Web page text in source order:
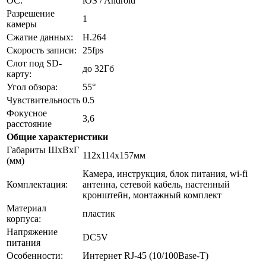
Разрешение
камеры
1
Сжатие данных:
H.264
Скорость записи:
25fps
Слот под SD-
карту:
до 32Гб
Угол обзора:
55°
Чувствительность 0.5
Фокусное
расстояние
3,6
Общие характеристики
Габариты ШxВxГ
(мм)
112х114х157мм
Комплектация:
Камера, инструкция, блок питания, wi-fi
антенна, сетевой кабель, настенный
кронштейн, монтажный комплект
Материал
корпуса:
пластик
Напряжение
питания
DC5V
Особенности:
Интернет RJ-45 (10/100Base-T)